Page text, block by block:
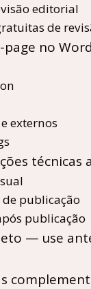
editorial
de
page no
externos
técnicas
publicação
publicação
— use